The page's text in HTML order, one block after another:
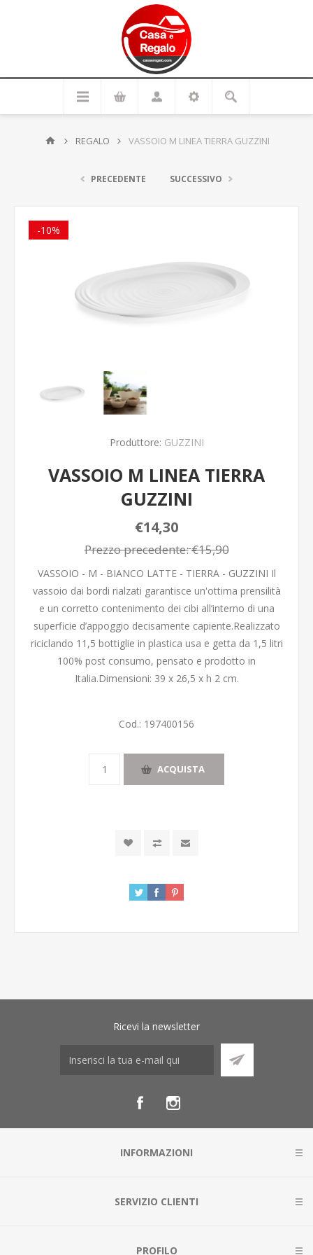
REGALO VASSOIO M LINEA TIERRA GUZZINI
PRECEDENTE SUCCESSIVO
-10%
Produttore: GUZZINI
VASSOIO M LINEA TIERRA
GUZZINI
€14,30
Prezzo precedente:€15,90
VASSOIO - M - BIANCO LATTE - TIERRA - GUZZINI Il
vassoio dai bordi rialzati garantisce un'ottima prensilità
e un corretto contenimento dei cibi all’interno di una
superficie d’appoggio decisamente capiente.Realizzato
riciclando 11,5 bottiglie in plastica usa e getta da 1,5 litri
100% post consumo, pensato e prodotto in
Italia.Dimensioni: 39 x 26,5 x h 2 cm.
Cod.: 197400156
ACQUISTA
Ricevi la newsletter
INFORMAZIONI
SERVIZIO CLIENTI
PROFILO